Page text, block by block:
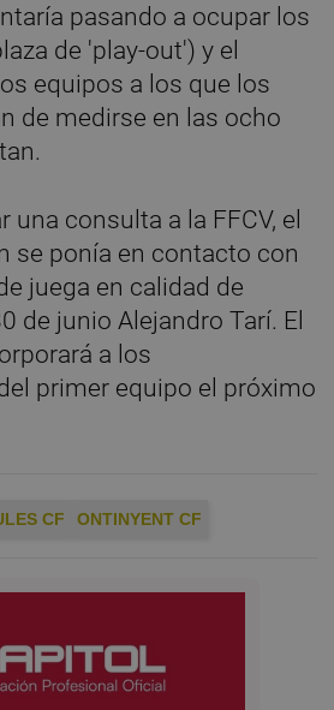
pasando a ocupar los
de 'play-out') y el
equipos a los que los
de medirse en las ocho
una consulta a la FFCV, el
se ponía en contacto con
juega en calidad de
de junio Alejandro Tarí. El
a los
primer equipo el próximo
CF ONTINYENT CF